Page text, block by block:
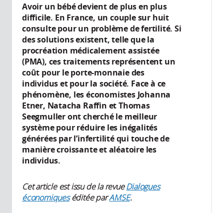
Avoir un bébé devient de plus en plus
difficile. En France, un couple sur huit
consulte pour un problème de fertilité. Si
des solutions existent, telle que la
procréation médicalement assistée
(PMA), ces traitements représentent un
coût pour le porte-monnaie des
individus et pour la société. Face à ce
phénomène, les économistes Johanna
Etner, Natacha Raffin et Thomas
Seegmuller ont cherché le meilleur
système pour réduire les inégalités
générées par l’infertilité qui touche de
manière croissante et aléatoire les
individus.
Cet article est issu de la revueDialogues
économiqueséditée parAMSE.